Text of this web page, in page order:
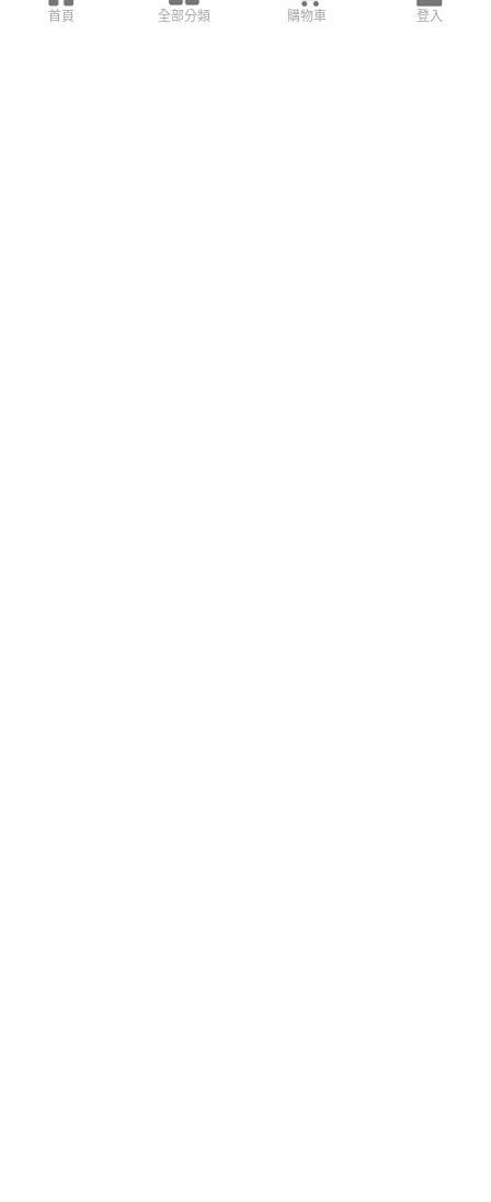
首頁 全部分類 購物車 登入